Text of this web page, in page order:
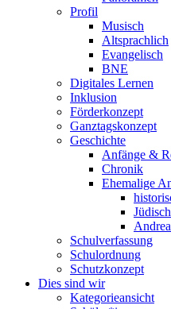
Profil
Musisch
Altsprachlich
Evangelisch
BNE
Digitales Lernen
Inklusion
Förderkonzept
Ganztagskonzept
Geschichte
Anfänge &
Chronik
Ehemalige
Schulverfassung
Schulordnung
Schutzkonzept
Dies sind wir
Kategorieansicht